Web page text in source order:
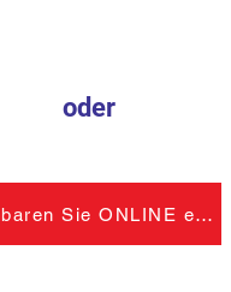
oder
Vereinbaren Sie ONLINE einen Termin